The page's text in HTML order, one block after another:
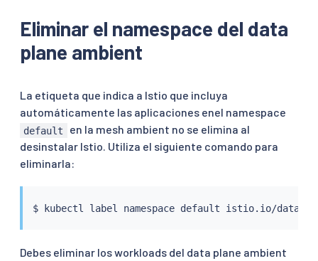
Eliminar el namespace del data
plane ambient
La etiqueta que indica a Istio que incluya
automáticamente las aplicaciones enel namespace
default
en la mesh ambient no se elimina al
desinstalar Istio. Utiliza el siguiente comando para
eliminarla:
$ kubectl
Debes eliminar los workloads del data plane ambient